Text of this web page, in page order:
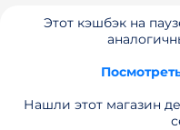
Этот кэшбэк на
Нашли этот магазин